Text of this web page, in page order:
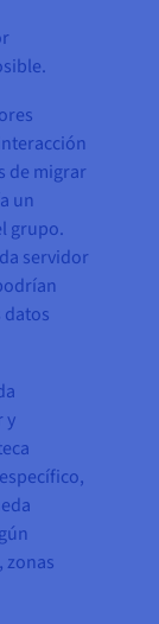
de migrar
un
grupo.
servidor
datos
y
zonas